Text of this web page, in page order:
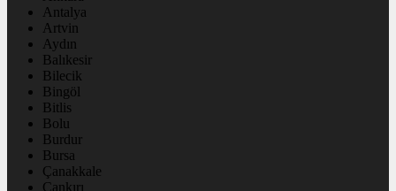
Antalya
Artvin
Aydın
Balıkesir
Bilecik
Bingöl
Bitlis
Bolu
Burdur
Bursa
Çanakkale
Çankırı